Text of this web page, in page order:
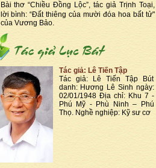
Bài thơ “Chiều Đồng Lộc”, tác giả Trịnh Toại,
lời bình: “Đất thiêng của mười đóa hoa bất tử"
của Vương Bảo.
Tác giả: Lê Tiến Tập
Tác giả: Lê Tiến Tập Bút
danh: Hương Lê Sinh ngày:
02/01/1948 Địa chỉ: Khu 7 -
Phú Mỹ - Phù Ninh – Phú
Thọ. Nghề nghiệp: Kỹ sư cơ